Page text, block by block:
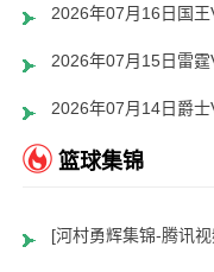
2026年07月16日国
2026年07月15日雷
2026年07月14日爵
篮球集锦